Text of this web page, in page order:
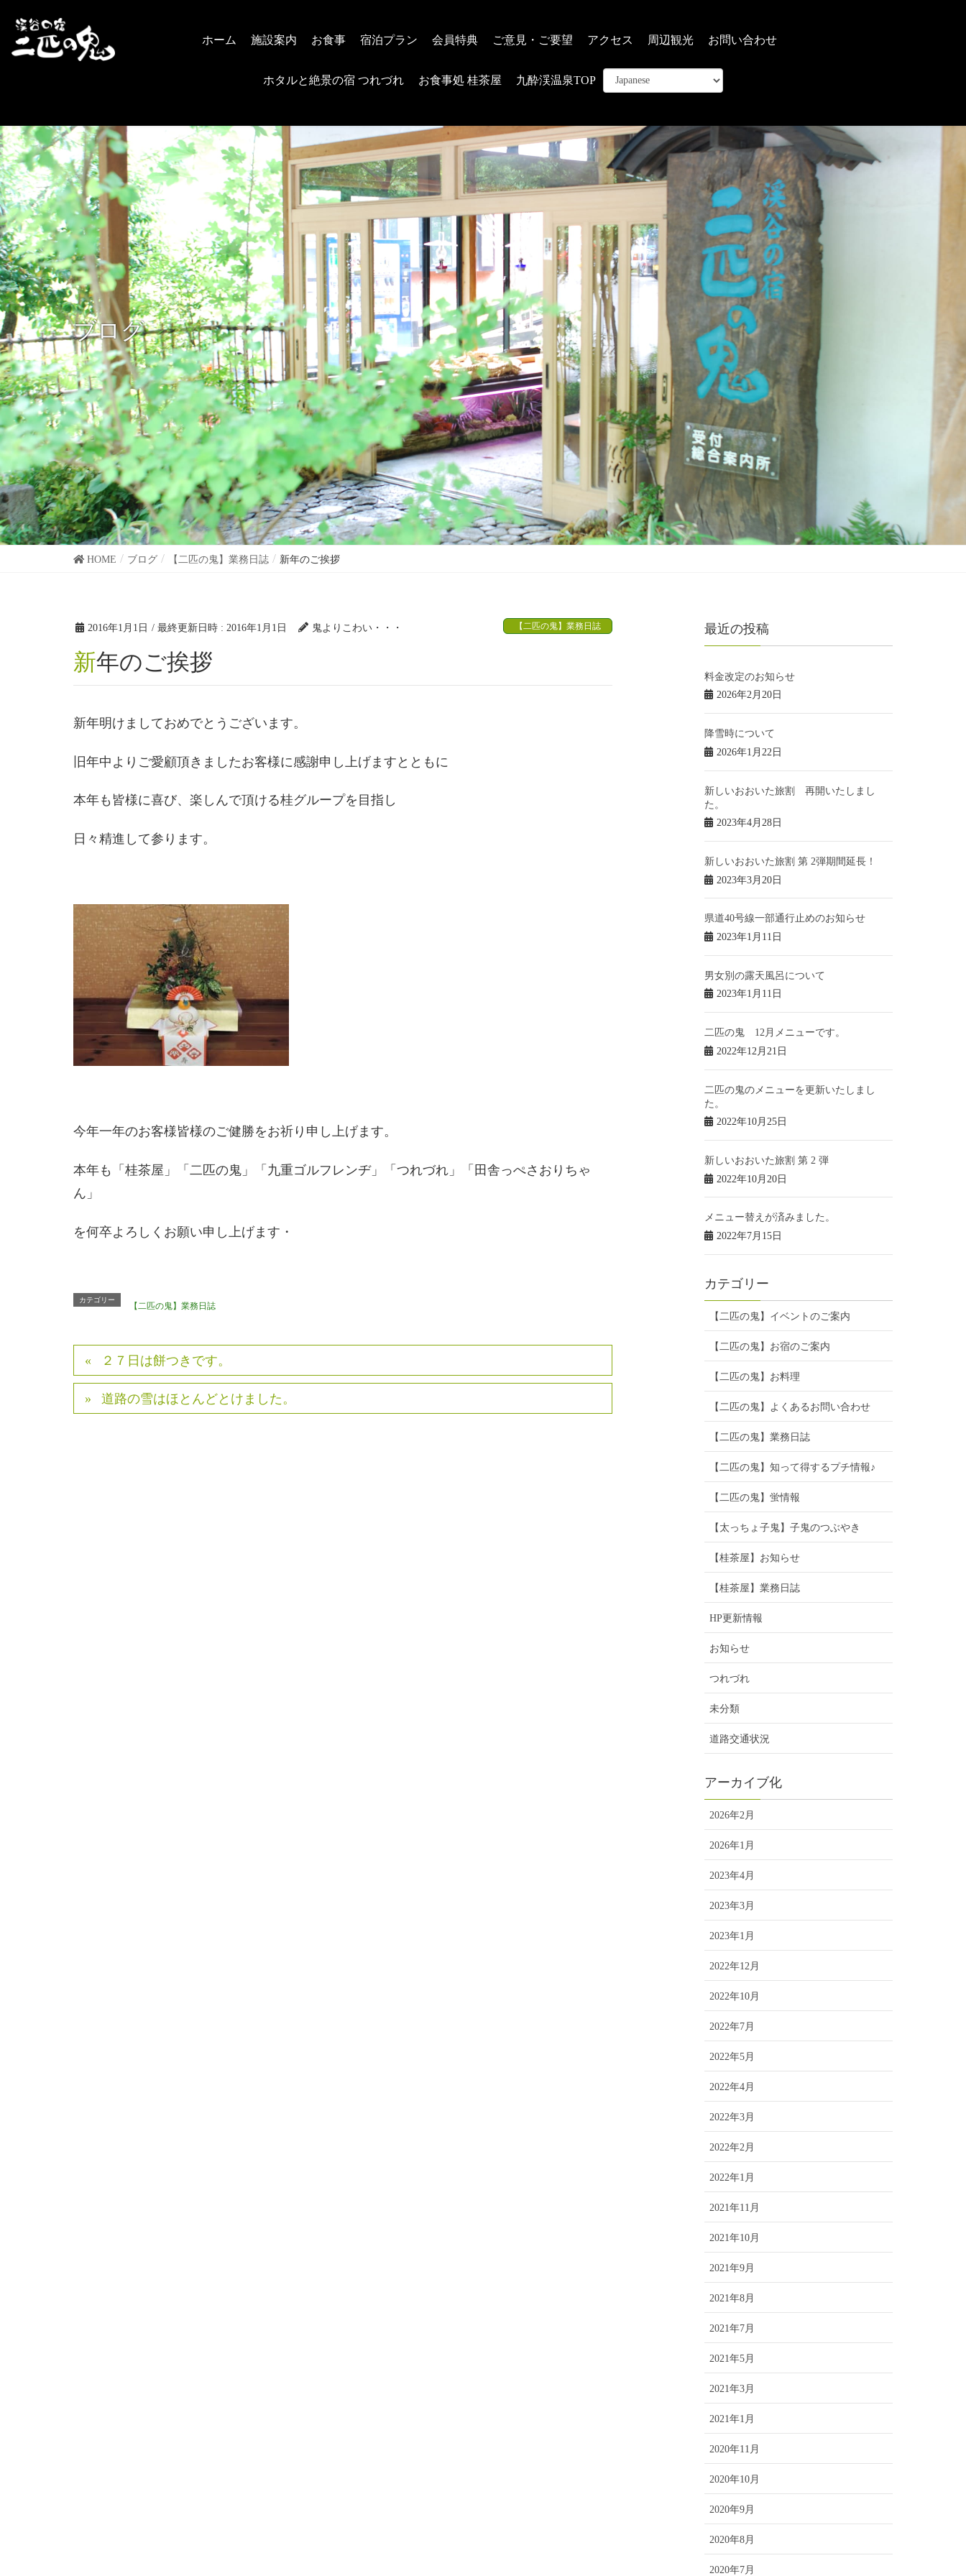
ホーム 施設案内 お食事 宿泊プラン 会員特典 ご意見・ご要望 アクセス 周辺観光 お問い合わせ
ホタルと絶景の宿 つれづれ お食事処 桂茶屋 九酔渓温泉TOP
ブログ
HOME ブログ 【二匹の鬼】業務日誌 新年のご挨拶
2016年1月1日 / 最終更新日時 : 2016年1月1日 鬼よりこわい・・・ 【二匹の鬼】業務日誌
新年のご挨拶
新年明けましておめでとうございます。
旧年中よりご愛顧頂きましたお客様に感謝申し上げますとともに
本年も皆様に喜び、楽しんで頂ける桂グループを目指し
日々精進して参ります。
今年一年のお客様皆様のご健勝をお祈り申し上げます。
本年も「桂茶屋」「二匹の鬼」「九重ゴルフレンヂ」「つれづれ」「田舎っぺさおりちゃ
ん」
を何卒よろしくお願い申し上げます・
カテゴリー
【二匹の鬼】業務日誌
２７日は餅つきです。
道路の雪はほとんどとけました。
最近の投稿
料金改定のお知らせ
2026年2月20日
降雪時について
2026年1月22日
新しいおおいた旅割 再開いたしまし
た。
2023年4月28日
新しいおおいた旅割 第 2弾期間延長！
2023年3月20日
県道40号線一部通行止めのお知らせ
2023年1月11日
男女別の露天風呂について
2023年1月11日
二匹の鬼 12月メニューです。
2022年12月21日
二匹の鬼のメニューを更新いたしまし
た。
2022年10月25日
新しいおおいた旅割 第 2 弾
2022年10月20日
メニュー替えが済みました。
2022年7月15日
カテゴリー
【二匹の鬼】イベントのご案内
【二匹の鬼】お宿のご案内
【二匹の鬼】お料理
【二匹の鬼】よくあるお問い合わせ
【二匹の鬼】業務日誌
【二匹の鬼】知って得するプチ情報♪
【二匹の鬼】蛍情報
【太っちょ子鬼】子鬼のつぶやき
【桂茶屋】お知らせ
【桂茶屋】業務日誌
HP更新情報
お知らせ
つれづれ
未分類
道路交通状況
アーカイブ化
2026年2月
2026年1月
2023年4月
2023年3月
2023年1月
2022年12月
2022年10月
2022年7月
2022年5月
2022年4月
2022年3月
2022年2月
2022年1月
2021年11月
2021年10月
2021年9月
2021年8月
2021年7月
2021年5月
2021年3月
2021年1月
2020年11月
2020年10月
2020年9月
2020年8月
2020年7月